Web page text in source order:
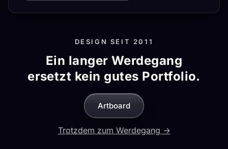
DESIGN SEIT 2011
Ein langer Werdegang
ersetzt kein gutes Portfolio.
Artboard
Trotzdem zum Werdegang →